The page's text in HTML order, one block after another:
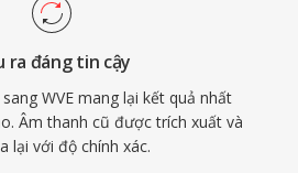
ra đáng tin cậy
WVE mang lại kết quả nhất
Âm thanh cũ được trích xuất và
lại với độ chính xác.